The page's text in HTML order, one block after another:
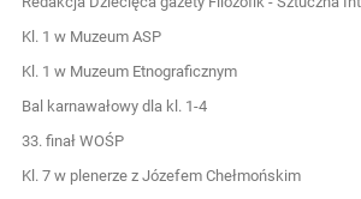
Kl. 1 w Muzeum ASP
Kl. 1 w Muzeum Etnograficznym
Bal karnawałowy dla kl. 1-4
33. finał WOŚP
Kl. 7 w plenerze z Józefem Chełmońskim